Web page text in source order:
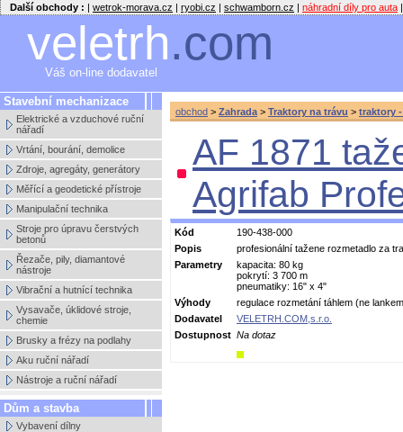
Další obchody : | wetrok-morava.cz | ryobi.cz | schwamborn.cz | náhradní díly pro auta |
veletrh.com
Váš on-line dodavatel
Stavební mechanizace
Elektrické a vzduchové ruční
nářadí
Vrtání, bourání, demolice
Zdroje, agregáty, generátory
Měřící a geodetické přístroje
Manipulační technika
Stroje pro úpravu čerstvých
betonů
Řezače, pily, diamantové
nástroje
Vibrační a hutnící technika
Vysavače, úklidové stroje,
chemie
Brusky a frézy na podlahy
Aku ruční nářadí
Nástroje a ruční nářadí
Dům a stavba
Vybavení dílny
obchod > Zahrada > Traktory na trávu > traktory
AF 1871
Agrifab
Kód
190-438-000
Popis
profesionální tažene rozmetadlo za
Parametry
kapacita: 80 kg
pokrytí: 3 700 m
pneumatiky: 16" x 4"
Výhody
regulace rozmetání táhlem (ne
Dodavatel
VELETRH.COM,s.r.o.
Dostupnost Na dotaz